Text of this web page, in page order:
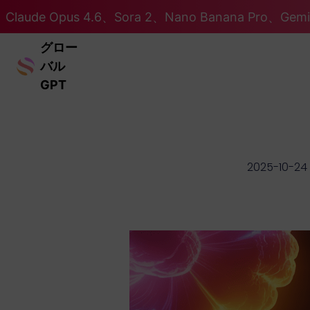
Claude Opus 4.6、Sora 2、Nano Banana Pro、
グロー
バル
GPT
2025-10-24